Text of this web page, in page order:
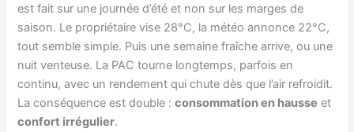
est fait sur une journée d’été et non sur les marges de
saison. Le propriétaire vise 28°C, la météo annonce 22°C,
tout semble simple. Puis une semaine fraîche arrive, ou une
nuit venteuse. La PAC tourne longtemps, parfois en
continu, avec un rendement qui chute dès que l’air refroidit.
La conséquence est double :consommation en hausse et
confort irrégulier.